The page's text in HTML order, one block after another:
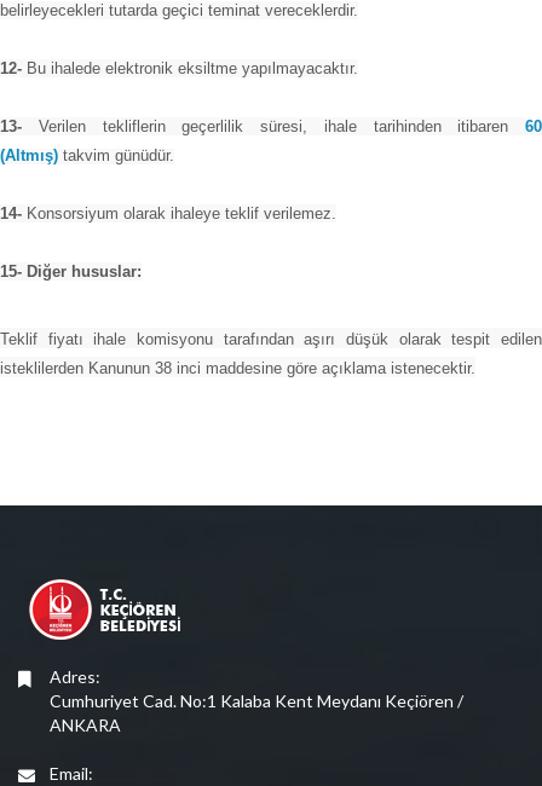
belirleyecekleri tutarda geçici teminat vereceklerdir.
12- Bu ihalede elektronik eksiltme yapılmayacaktır.
13- Verilen tekliflerin geçerlilik süresi, ihale tarihinden itibaren 60
(Altmış) takvim günüdür.
14- Konsorsiyum olarak ihaleye teklif verilemez.
15- Diğer hususlar:
Teklif fiyatı ihale komisyonu tarafından aşırı düşük olarak tespit edilen
isteklilerden Kanunun 38 inci maddesine göre açıklama istenecektir.
Adres:
Cumhuriyet Cad. No:1 Kalaba Kent Meydanı Keçiören /
ANKARA
Email: